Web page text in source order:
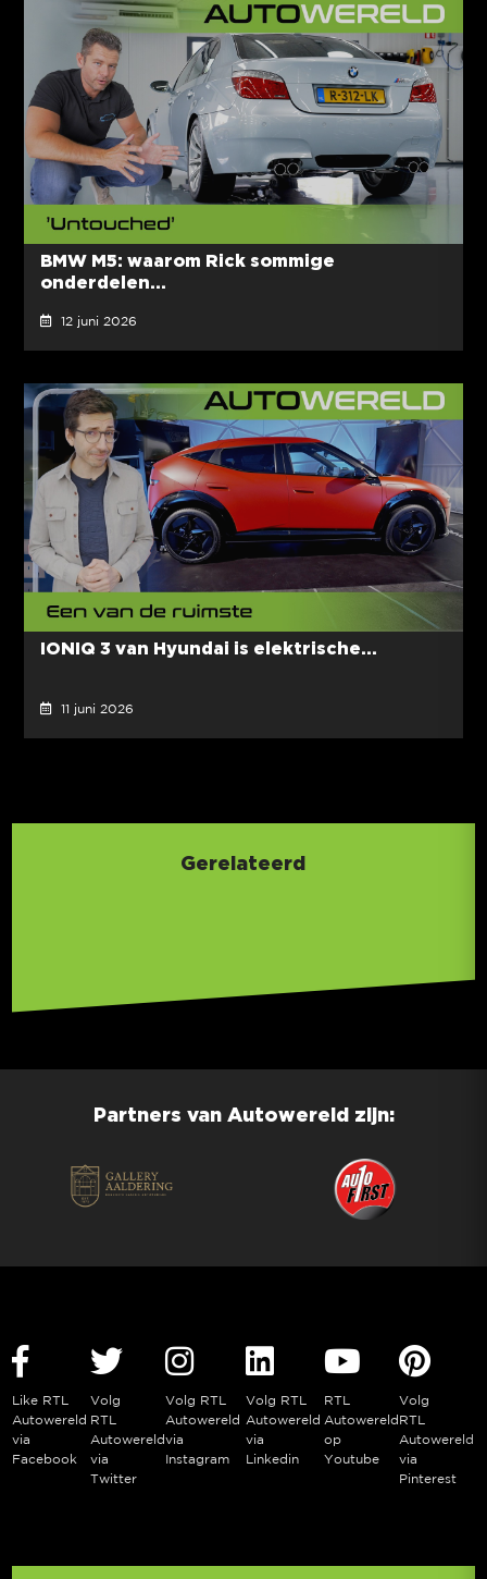
BMW M5: waarom Rick sommige
onderdelen...
12 juni 2026
IONIQ 3 van Hyundai is elektrische...
11 juni 2026
Gerelateerd
Partners van Autowereld zijn:
Like RTL
Autowereld
via
Facebook
Volg
RTL
Autowereld
via
Twitter
Volg RTL
Autowereld
via
Instagram
Volg RTL
Autowereld
via
Linkedin
RTL
Autowereld
op
Youtube
Volg
RTL
Autowereld
via
Pinterest